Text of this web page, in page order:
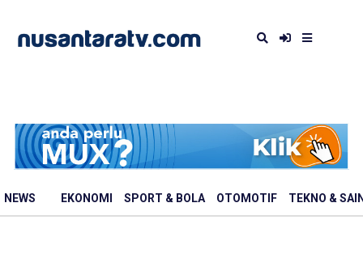
NEWS EKONOMI SPORT & BOLA OTOMOTIF TEKNO &